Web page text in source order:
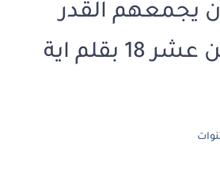
يجمعهم القدر
الفصل الثامن عشر 18 بقلم اية